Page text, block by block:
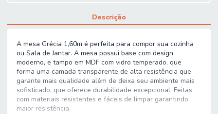
Descrição
A mesa Grécia 1,60m é perfeita para compor sua cozinha
ou Sala de Jantar. A mesa possui base com design
moderno, e tampo em MDF com vidro temperado, que
forma uma camada transparente de alta resistência que
garante mais qualidade além de deixa seu ambiente mais
sofisticado, que oferece durabilidade excepcional. Feitas
com materiais resistentes e fáceis de limpar garantindo
maior resistência.